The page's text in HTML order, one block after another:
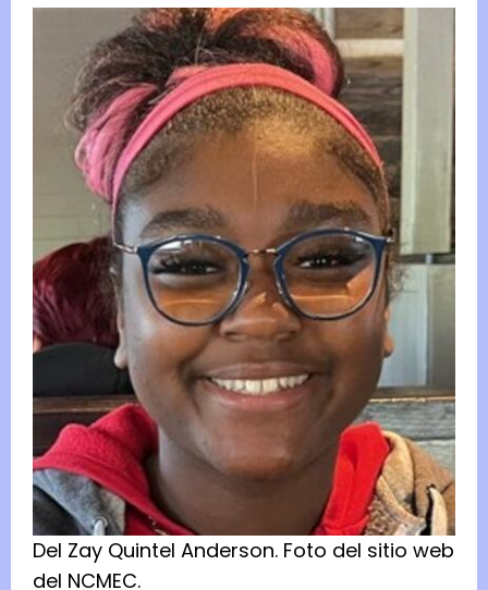
Del Zay Quintel Anderson. Foto del sitio web
del NCMEC.